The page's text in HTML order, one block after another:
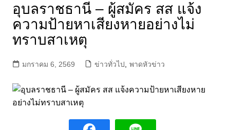
อุบลราชธานี – ผู้สมัคร สส แจ้ง
ความป้ายหาเสียงหายอย่างไม่
ทราบสาเหตุ
มกราคม 6, 2569 ข่าวทั่วไป พาดหัวข่าว